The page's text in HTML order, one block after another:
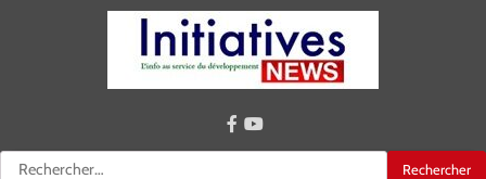
Rechercher :
facebook
youtube